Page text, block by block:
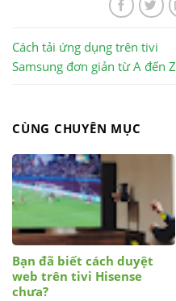
Cách tải ứng dụng trên tivi
Samsung đơn giản từ A đến Z
CÙNG CHUYÊN MỤC
Bạn đã biết cách duyệt
web trên tivi Hisense
chưa?